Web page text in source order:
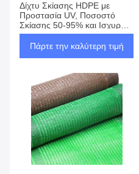
Δίχτυ Σκίασης HDPE με
Προστασία UV, Ποσοστό
Σκίασης 50-95% και Ισχυρή
Αντοχή σε Εφελκυσμό για
Προστασία από Ήλιο και
Πάρτε την καλύτερη τιμή